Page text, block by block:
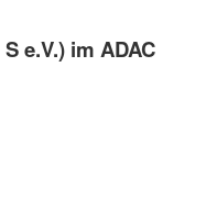
e.V.) im ADAC